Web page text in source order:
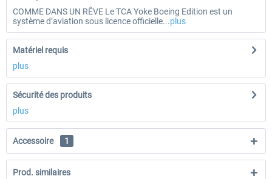
COMME DANS UN RÊVE Le TCA Yoke Boeing Edition est un
système d’aviation sous licence officielle...plus
Matériel requis
plus
Sécurité des produits
plus
Accessoire 1
Prod. similaires